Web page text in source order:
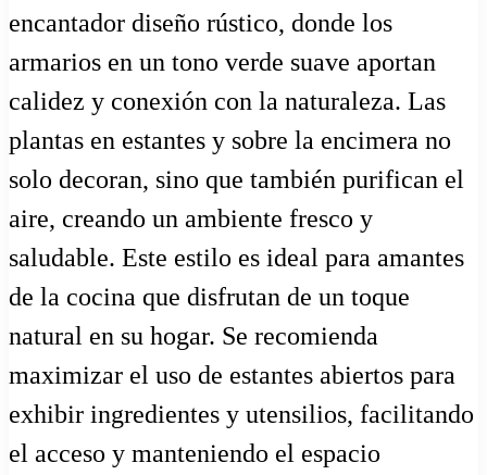
encantador diseño rústico, donde los
armarios en un tono verde suave aportan
calidez y conexión con la naturaleza. Las
plantas en estantes y sobre la encimera no
solo decoran, sino que también purifican el
aire, creando un ambiente fresco y
saludable. Este estilo es ideal para amantes
de la cocina que disfrutan de un toque
natural en su hogar. Se recomienda
maximizar el uso de estantes abiertos para
exhibir ingredientes y utensilios, facilitando
el acceso y manteniendo el espacio